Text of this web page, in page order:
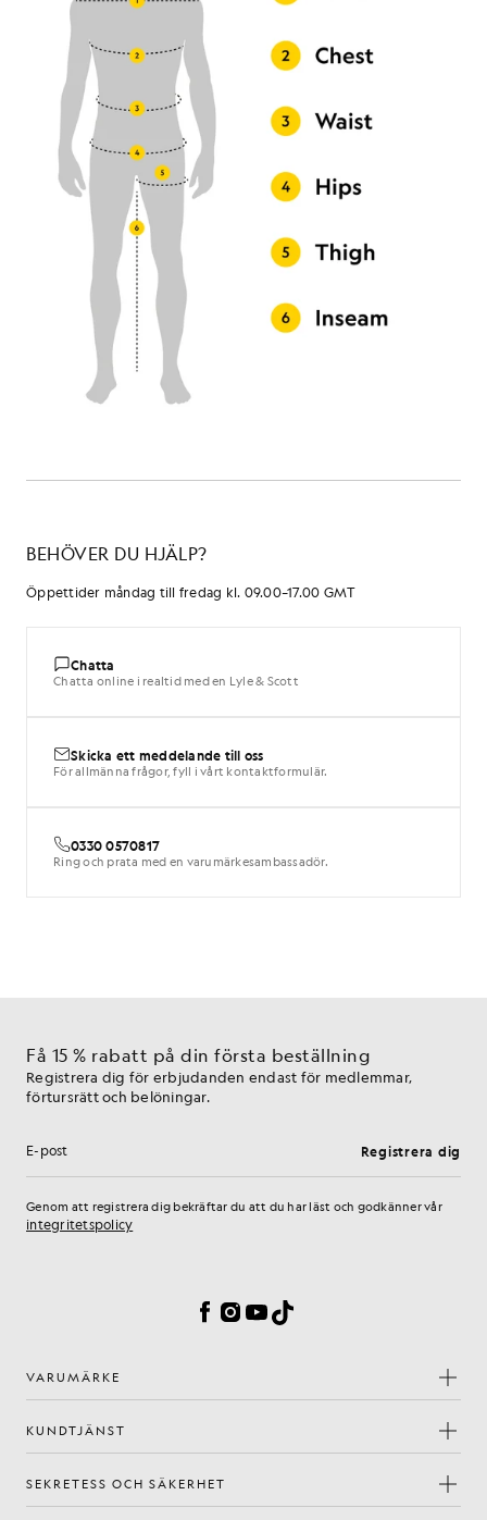
BEHÖVER DU HJÄLP?
Öppettider måndag till fredag kl. 09.00–17.00 GMT
Chatta
Chatta online i realtid med en Lyle & Scott
Skicka ett meddelande till oss
För allmänna frågor, fyll i vårt kontaktformulär.
0330 0570817
Ring och prata med en varumärkesambassadör.
Få 15 % rabatt på din första beställning
Registrera dig för erbjudanden endast för medlemmar,
förtursrätt och belöningar.
E-postadress Registrera dig
Genom att registrera dig bekräftar du att du har läst och godkänner vår
integritetspolicy
Facebook
Instagram
YouTube
TikTok
VARUMÄRKE
KUNDTJÄNST
SEKRETESS OCH SÄKERHET